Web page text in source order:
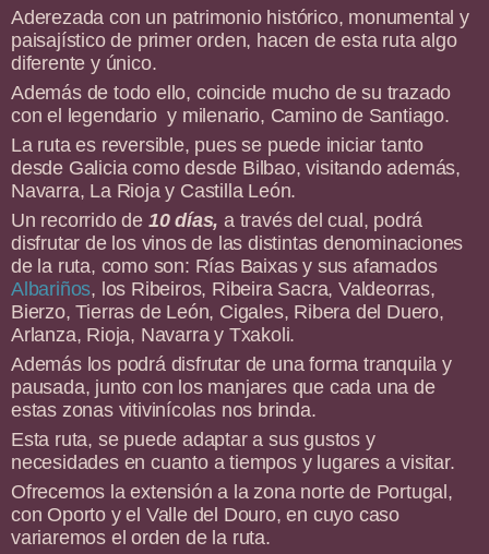
Aderezada con un patrimonio histórico, monumental y
paisajístico de primer orden, hacen de esta ruta algo
diferente y único.
Además de todo ello, coincide mucho de su trazado
con el legendario y milenario, Camino de Santiago.
La ruta es reversible, pues se puede iniciar tanto
desde Galicia como desde Bilbao, visitando además,
Navarra, La Rioja y Castilla León.
Un recorrido de 10 días, a través del cual, podrá
disfrutar de los vinos de las distintas denominaciones
de la ruta, como son: Rías Baixas y sus afamados
Albariños, los Ribeiros, Ribeira Sacra, Valdeorras,
Bierzo, Tierras de León, Cigales, Ribera del Duero,
Arlanza, Rioja, Navarra y Txakoli.
Además los podrá disfrutar de una forma tranquila y
pausada, junto con los manjares que cada una de
estas zonas vitivinícolas nos brinda.
Esta ruta, se puede adaptar a sus gustos y
necesidades en cuanto a tiempos y lugares a visitar.
Ofrecemos la extensión a la zona norte de Portugal,
con Oporto y el Valle del Douro, en cuyo caso
variaremos el orden de la ruta.